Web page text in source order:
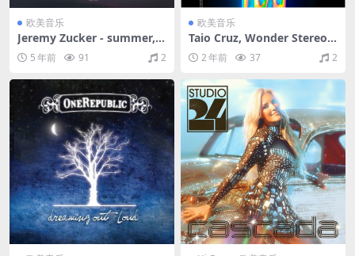
欧美音乐
Jeremy Zucker - summer,
（2018/FLAC/EP分轨/102
M）5 年前 91 2
欧美音乐
Taio Cruz, Wonder Stereo -
Time For You+The Remixes
+2020（2019-2020/FLAC/Si
ngle+EP分轨/162M）
2 年前 37 2